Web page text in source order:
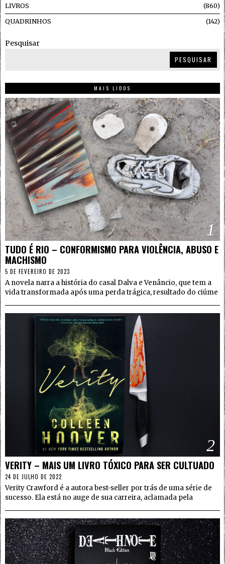
LIVROS 860
QUADRINHOS 142
Pesquisar
PESQUISAR
MAIS LIDOS
1
TUDO É RIO – CONFORMISMO PARA VIOLÊNCIA, ABUSO E
MACHISMO
5 DE FEVEREIRO DE 2023
A novela narra a história do casal Dalva e Venâncio, que tem a
vida transformada após uma perda trágica, resultado do ciúme
2
VERITY – MAIS UM LIVRO TÓXICO PARA SER CULTUADO
24 DE JULHO DE 2022
Verity Crawford é a autora best-seller por trás de uma série de
sucesso. Ela está no auge de sua carreira, aclamada pela